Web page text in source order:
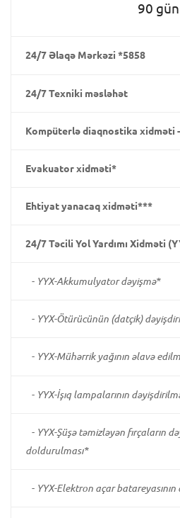
90 gün
24/7 Əlaqə Mərkəzi *5858
24/7 Texniki məsləhət
Kompüterlə diaqnostika xidməti
Evakuator xidməti*
Ehtiyat yanacaq xidməti***
24/7 Təcili Yol Yardımı Xidməti
- YYX-Akkumulyator dəyişmə*
- YYX-Ötürücünün (datçik)
- YYX-Mühərrik yağının əlavə
- YYX-İşıq lampalarının
- YYX-Şüşə təmizləyən fırçaların
doldurulması*
- YYX-Elektron açar